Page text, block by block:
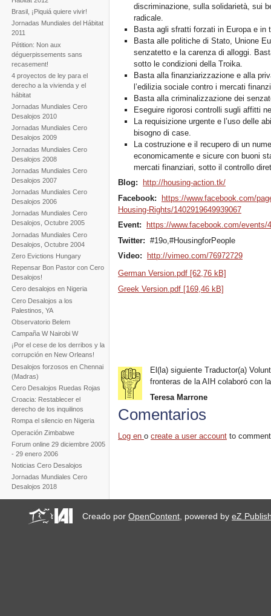
Brasil, ¡Piquiá quiere vivir!
Jornadas Mundiales del Hábitat
2011
Pétition: Non aux
déguerpissements sans
recasement!
4 proyectos de ley para el
derecho a la vivienda y el
hábitat
Jornadas Mundiales Cero
Desalojos 2010
Jornadas Mundiales Cero
Desalojos 2009
Jornadas Mundiales Cero
Desalojos 2008
Jornadas Mundiales Cero
Desalojos 2007
Jornadas Mundiales Cero
Desalojos 2006
Jornadas Mundiales Cero
Desalojos, Octubre 2005
Jornadas Mundiales Cero
Desalojos, Octubre 2004
Zero Evictions Hungary
Repensar Bon Pastor con Cero
Desalojos!
Cero desalojos en Nigeria
Cero Desalojos a los
Palestinos, YA
Observatorio Belem
Campaña W Nairobi W
¡Por el cese de los derribos y la
corrupción en New Orleans!
Desalojos forzosos en Chennai
(Madras)
Cero Desalojos Ruedas Rojas
Croacia: Restablecer el
derecho de los inquilinos
Rompa el silencio en Nigeria
Operación Zimbabwe
Forum online 29 diciembre 2005
- 29 enero 2006
Noticias Cero Desalojos
Jornadas Mundiales Cero
Desalojos 2018
discriminazione, sulla solidarietà, sui
radicale.
Basta agli sfratti forzati in Europa e in
Basta alle politiche di Stato, Unione
senzatetto e la carenza di alloggi.
sotto le condizioni della Troika.
Basta alla finanziarizzazione e alla
l’edilizia sociale contro i mercati
Basta alla criminalizzazione dei
Eseguire rigorosi controlli sugli affitti
La requisizione urgente e l’uso delle
bisogno di case.
La costruzione e il recupero di un
economicamente e sicure con buoni
mercati finanziari, sotto il controllo
Blog:
http://housing-action.tk/
Facebook:
https://www.facebook.com/
Housing-Rights/1402919649939067
Event:
https://www.facebook.com/events/
Twitter: #19o,#HousingforPeople
Video:
http://vimeo.com/76972729
German Version.pdf [62,76 kB]
Greek Version.pdf [169,46 kB]
El(la) siguiente Traductor(a)
fronteras de la AIH colaboró con
Teresa Marrone
Comentarios
Log enocreate a user account to
Creado porOpenContent, powered byeZ